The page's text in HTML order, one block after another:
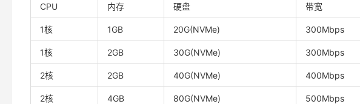
CPU 内存 硬盘 带宽
1核 1GB 20G(NVMe) 300Mbps
1核 2GB 30G(NVMe) 300Mbps
2核 2GB 40G(NVMe) 400Mbps
2核 4GB 80G(NVMe) 500Mbps